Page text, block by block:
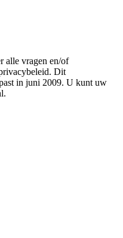
alle vragen en/of
Dit
in juni 2009. U kunt uw